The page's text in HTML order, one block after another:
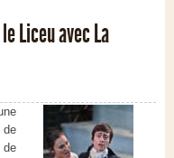
Liceu avec La
de
de